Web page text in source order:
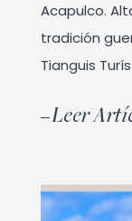
Acapulco.
tradición
Tianguis
Leer